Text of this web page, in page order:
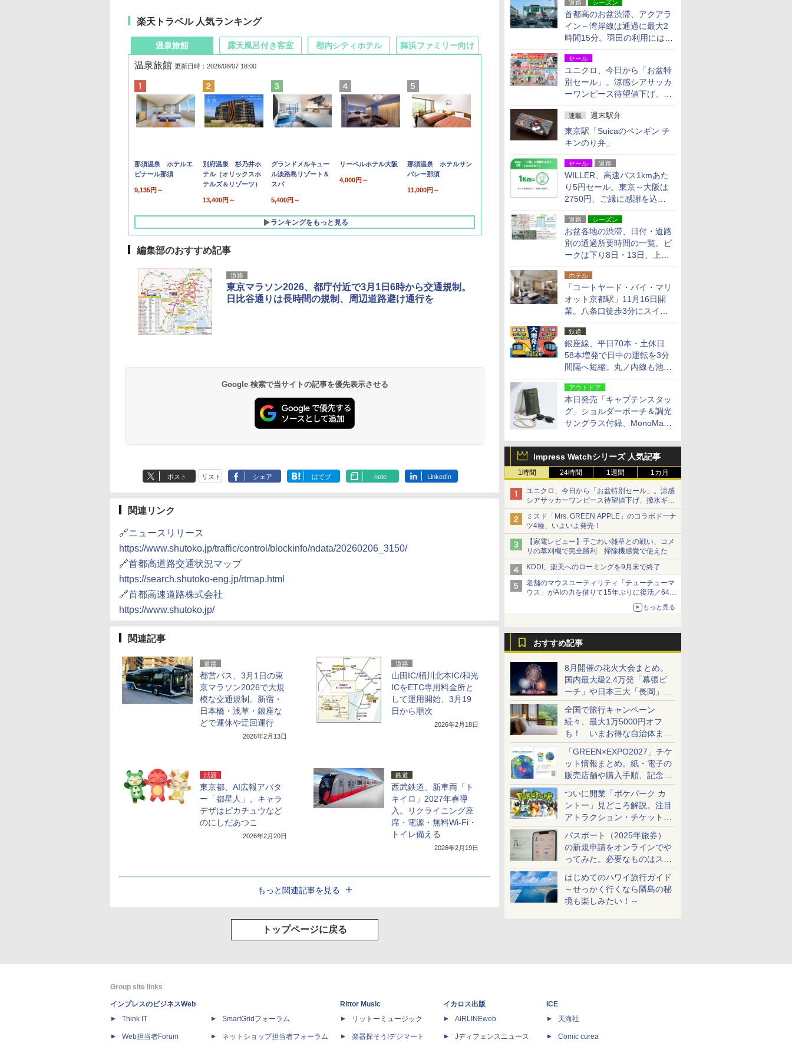
道路 シーズン
首都高のお盆渋滞、アクアラ
イン～湾岸線は通過に最大2
時間15分。羽田の利用には
「空港西出口」の利用検討を
セール
ユニクロ、今日から「お盆特
別セール」。涼感シアサッカ
ーワンピース待望値下げ、撥
水ギアショーツは1990円に
連載 週末駅弁
東京駅「Suicaのペンギン チ
キンのり弁」
セール 道路
WILLER、高速バス1kmあた
り5円セール。東京～大阪は
2750円、ご縁に感謝を込め
た20周年記念キャンペーン
道路 シーズン
お盆各地の渋滞、日付・道路
別の通過所要時間の一覧。ピ
ークは下り8日・13日、上り
14日・15日
ホテル
「コートヤード・バイ・マリ
オット京都駅」11月16日開
業。八条口徒歩3分にスイー
ト含む全270室、ダイニング
も併設
鉄道
銀座線、平日70本・土休日
58本増発で日中の運転を3分
間隔へ短縮。丸ノ内線も池袋
～中野坂上を4分間隔に
アウトドア
本日発売「キャプテンスタッ
グ」ショルダーポーチ＆調光
サングラス付録、MonoMax
Impress Watchシリーズ 人気記事
1時間 24時間 1週間 1カ月
ユニクロ、今日から「お盆特別セール」。涼感
シアサッカーワンピース待望値下げ、撥水ギア
ショーツは1990円に
ミスド「Mrs. GREEN APPLE」のコラボドーナ
ツ4種、いよいよ発売！
【家電レビュー】手ごわい雑草との戦い、コメ
リの草刈機で完全勝利 掃除機感覚で使えた
KDDI、楽天へのローミングを9月末で終了
老舗のマウスユーティリティ「チューチューマ
ウス」がAIの力を借りて15年ぶりに復活／64bit
化、Windows 10/11、「Chrome」も走り回
る。復活記念で2026年末まで500円
もっと見る
おすすめ記事
8月開催の花火大会まとめ。
国内最大級2.4万発「幕張ビ
ーチ」や日本三大「長岡」な
ど大型イベント目白押し！
全国で旅行キャンペーン
続々、最大1万5000円オフ
も！ いまお得な自治体まと
め
「GREEN×EXPO2027」チケ
ット情報まとめ。紙・電子の
販売店舗や購入手順、記念チ
ケットも解説
ついに開業「ポケパーク カ
ントー」見どころ解説。注目
アトラクション・チケット手
配・来場前に必要な準備は？
パスポート（2025年旅券）
の新規申請をオンラインでや
ってみた。必要なものはスマ
ホとマイナカードのみ
はじめてのハワイ旅行ガイド
～せっかく行くなら隣島の秘
境も楽しみたい！～
楽天トラベル 人気ランキング
温泉旅館
温泉旅館 更新日時：2026/08/07 18:00
那須温泉 ホテルエ
ピナール那須
9,135円～
別府温泉 杉乃井ホ
テル（オリックスホ
テルズ＆リゾーツ）
13,400円～
グランドメルキュー
ル淡路島リゾート＆
スパ
5,400円～
リーベルホテル大阪
4,000円～
那須温泉 ホテルサン
バレー那須
11,000円～
ランキングをもっと見る
露天風呂付き客室
10,450円～
19,541円～
都内シティホテル 舞浜ファミリー向け
7,950円～
5,758円～
編集部のおすすめ記事
道路
東京マラソン2026、都庁付近で3月1日6時から交通規制。
日比谷通りは長時間の規制、周辺道路避け通行を
Google 検索で当サイトの記事を優先表示させる
ポスト リスト シェア はてブ note LinkedIn
関連リンク
🔗ニュースリリース
https://www.shutoko.jp/traffic/control/blockinfo/ndata/20260206_3150/
🔗首都高道路交通状況マップ
https://search.shutoko-eng.jp/rtmap.html
🔗首都高速道路株式会社
https://www.shutoko.jp/
関連記事
道路
都営バス、3月1日の東
京マラソン2026で大規
模な交通規制。新宿・
日本橋・浅草・銀座な
どで運休や迂回運行
2026年2月13日
道路
山田IC/桶川北本IC/和光
ICをETC専用料金所と
して運用開始、3月19
日から順次
2026年2月18日
話題
東京都、AI広報アバタ
ー「都星人」。キャラ
デザはピカチュウなど
のにしだあつこ
2026年2月20日
鉄道
西武鉄道、新車両「ト
キイロ」2027年春導
入。リクライニング座
席・電源・無料Wi-Fi・
トイレ備える
2026年2月19日
もっと関連記事を見る
トップページに戻る
Group site links
インプレスのビジネスWeb
Think IT
Web担当者Forum
SmartGridフォーラム
ネットショップ担当者フォーラム
Rittor Music
リットーミュージック
楽器探そう!デジマート
イカロス出版
AIRLINEweb
Jディフェンスニュース
ICE
天海社
Comic curea